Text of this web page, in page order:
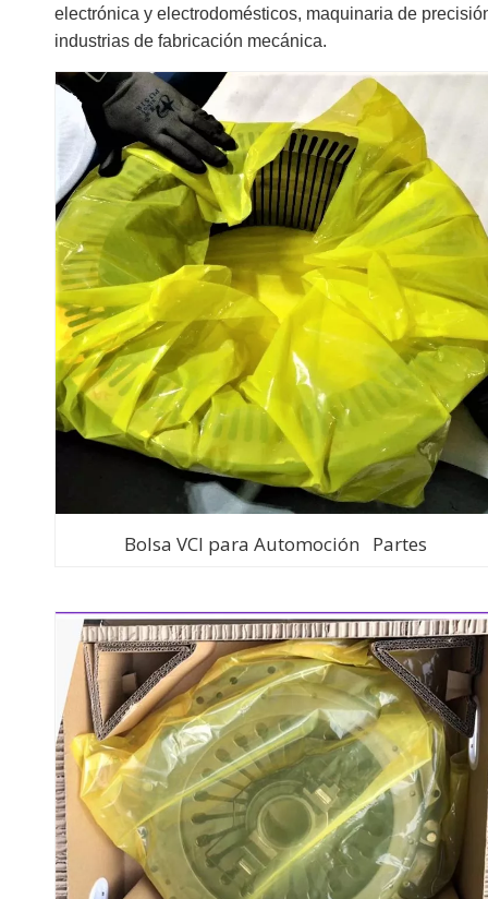
electrónica y electrodomésticos, maquinaria de
industrias de fabricación mecánica.
Bolsa VCI para Automoción Partes